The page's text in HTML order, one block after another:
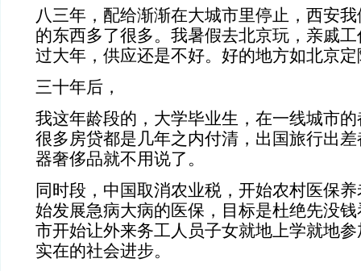
八三年，配给渐渐在大城市里停止，西安
的东西多了很多。我暑假去北京玩，亲戚
过大年，供应还是不好。好的地方如北京
三十年后，
我这年龄段的，大学毕业生，在一线城市
很多房贷都是几年之内付清，出国旅行出
器奢侈品就不用说了。
同时段，中国取消农业税，开始农村医保
始发展急病大病的医保，目标是杜绝先没
市开始让外来务工人员子女就地上学就地
实在的社会进步。